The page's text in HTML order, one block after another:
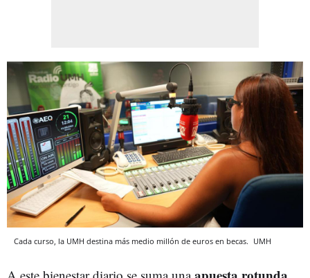
Cada curso, la UMH destina más medio millón de euros en becas. UMH